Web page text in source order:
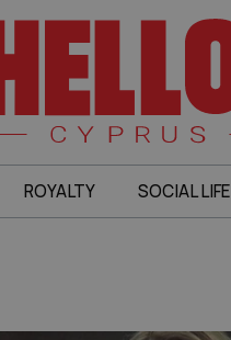
ROYALTY SOCIAL LIFE